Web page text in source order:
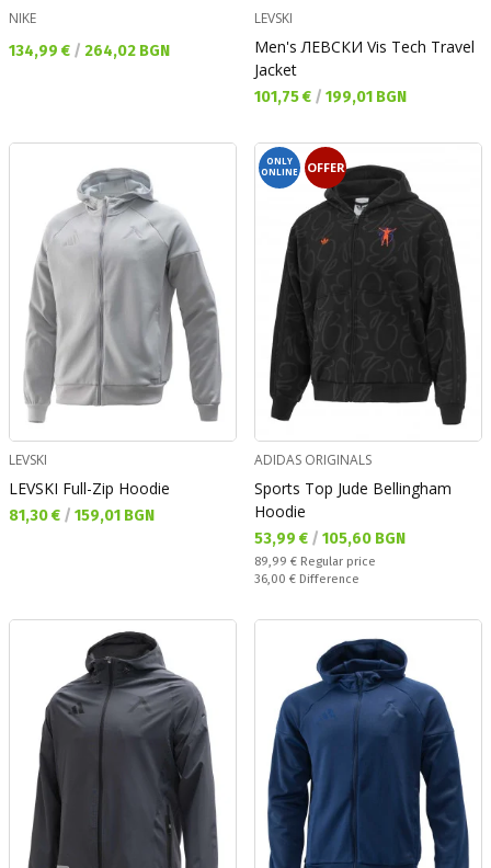
NIKE
Текуща цена:
134,99 € / 264,02 BGN
LEVSKI
Men's ЛЕВСКИ Vis Tech Travel
Jacket
Текуща цена:
101,75 € / 199,01 BGN
LEVSKI
LEVSKI Full-Zip Hoodie
Текуща цена:
81,30 € / 159,01 BGN
ONLY
ONLINE
OFFER
ADIDAS ORIGINALS
Sports Top Jude Bellingham
Hoodie
Текуща цена:
53,99 € / 105,60 BGN
Regular price:
89,99 € Regular price
Спестявате:
36,00 € Difference